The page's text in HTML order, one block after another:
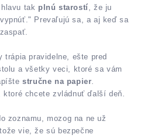
tak plnú starostí , že ju
Prevaľujú sa, a aj keď sa
trápia pravidelne, ešte pred
a všetky veci, ktoré sa vám
stručne na papier
chcete zvládnuť ďalší deň.
zoznamu, mozog na ne už
vie, že sú bezpečne